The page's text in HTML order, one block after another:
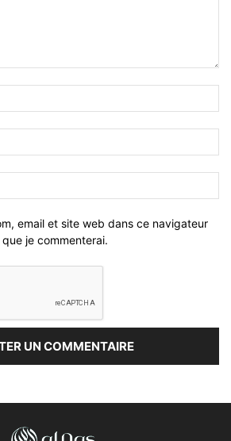
email et site web dans ce navigateur
je commenterai.